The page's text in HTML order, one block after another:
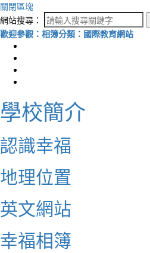
關閉區塊
網站搜尋：
歡迎參觀：相簿分類：國際教育網站
學校簡介
認識幸福
地理位置
英文網站
幸福相簿